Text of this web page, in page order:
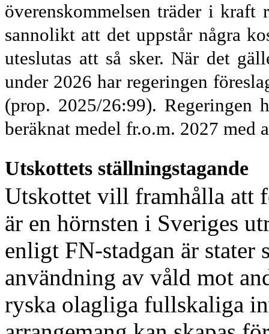
överenskommelsen träder i kraft
sannolikt att det uppstår några
uteslutas att så sker. När det
under 2026 har regeringen
(prop. 2025/26:99). Regeringen
beräknat medel fr.o.m. 2027 med
Utskottets ställningstagande
Utskottet vill framhålla att
är en hörnsten i Sveriges
enligt FN-stadgan är
användning av våld mot
ryska olagliga fullskaliga